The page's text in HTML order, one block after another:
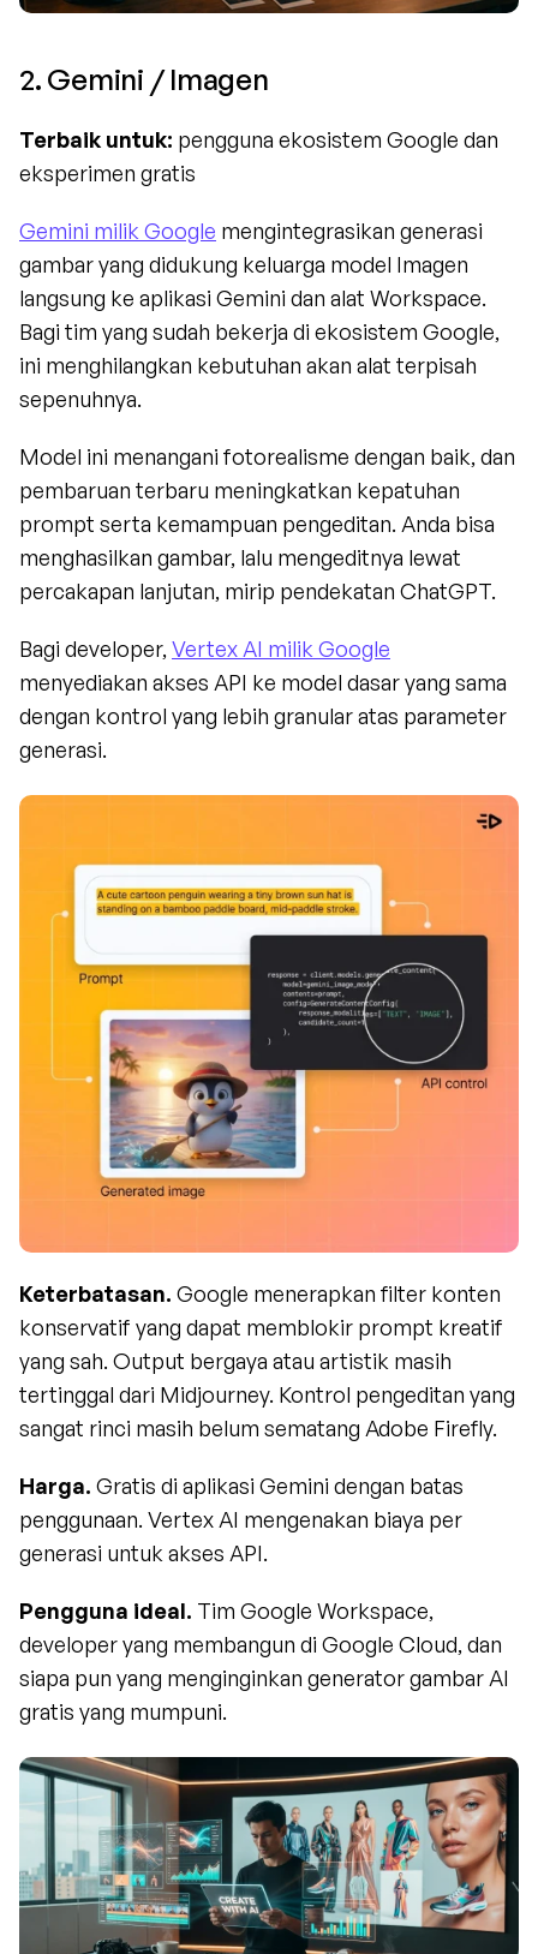
2. Gemini / Imagen
Terbaik untuk: pengguna ekosistem Google dan
eksperimen gratis
Gemini milik Google mengintegrasikan generasi
gambar yang didukung keluarga model Imagen
langsung ke aplikasi Gemini dan alat Workspace.
Bagi tim yang sudah bekerja di ekosistem Google,
ini menghilangkan kebutuhan akan alat terpisah
sepenuhnya.
Model ini menangani fotorealisme dengan baik, dan
pembaruan terbaru meningkatkan kepatuhan
prompt serta kemampuan pengeditan. Anda bisa
menghasilkan gambar, lalu mengeditnya lewat
percakapan lanjutan, mirip pendekatan ChatGPT.
Bagi developer, Vertex AI milik Google
menyediakan akses API ke model dasar yang sama
dengan kontrol yang lebih granular atas parameter
generasi.
Keterbatasan. Google menerapkan filter konten
konservatif yang dapat memblokir prompt kreatif
yang sah. Output bergaya atau artistik masih
tertinggal dari Midjourney. Kontrol pengeditan yang
sangat rinci masih belum sematang Adobe Firefly.
Harga. Gratis di aplikasi Gemini dengan batas
penggunaan. Vertex AI mengenakan biaya per
generasi untuk akses API.
Pengguna ideal. Tim Google Workspace,
developer yang membangun di Google Cloud, dan
siapa pun yang menginginkan generator gambar AI
gratis yang mumpuni.